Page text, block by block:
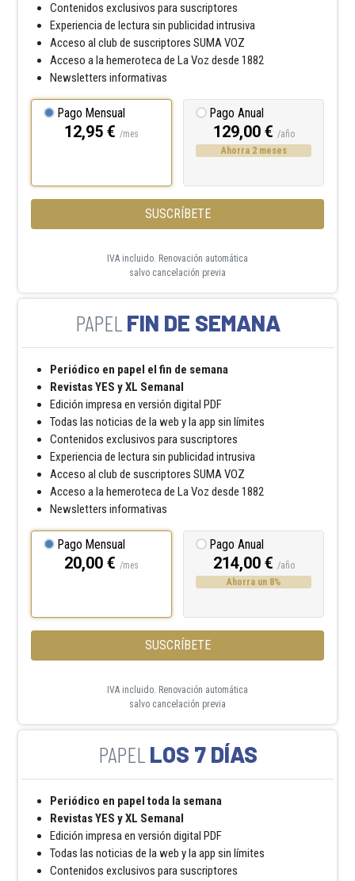
Contenidos exclusivos para suscriptores
Experiencia de lectura sin publicidad intrusiva
Acceso al club de suscriptores SUMA VOZ
Acceso a la hemeroteca de La Voz desde 1882
Newsletters informativas
Pago Mensual
12,95 € /mes
Pago Anual
129,00 € /año
Ahorra 2 meses
SUSCRÍBETE
IVA incluido. Renovación automática
salvo cancelación previa
FIN DE SEMANA
Periódico en papel el fin de semana
Revistas YES y XL Semanal
Edición impresa en versión digital PDF
Todas las noticias de la web y la app sin límites
Contenidos exclusivos para suscriptores
Experiencia de lectura sin publicidad intrusiva
Acceso al club de suscriptores SUMA VOZ
Acceso a la hemeroteca de La Voz desde 1882
Newsletters informativas
Pago Mensual
20,00 € /mes
Pago Anual
214,00 € /año
Ahorra un 8%
SUSCRÍBETE
IVA incluido. Renovación automática
salvo cancelación previa
LOS 7 DÍAS
Periódico en papel toda la semana
Revistas YES y XL Semanal
Edición impresa en versión digital PDF
Todas las noticias de la web y la app sin límites
Contenidos exclusivos para suscriptores